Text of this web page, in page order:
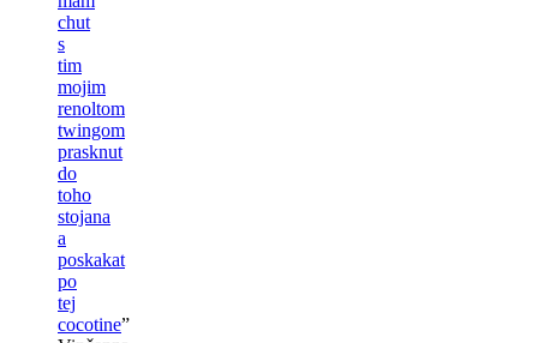
chut
s
tim
mojim
renoltom
twingom
prasknut
do
toho
stojana
a
poskakat
po
tej
cocotine”